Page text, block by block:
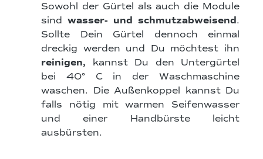
Sowohl der Gürtel als auch die Module
sind wasser- und schmutzabweisend.
Sollte Dein Gürtel dennoch einmal
dreckig werden und Du möchtest ihn
reinigen, kannst Du den Untergürtel
bei 40° C in der Waschmaschine
waschen. Die Außenkoppel kannst Du
falls nötig mit warmen Seifenwasser
und einer Handbürste leicht
ausbürsten.